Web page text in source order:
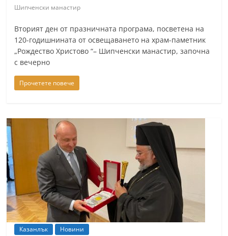
Шипченски манастир
Вторият ден от празничната програма, посветена на
120-годишнината от освещаването на храм-паметник
„Рождество Христово “– Шипченски манастир, започна
с вечерно
Прочетете повече
Казанлък Новини